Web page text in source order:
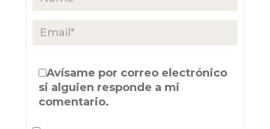
Avísame por correo electrónico
si alguien responde a mi
comentario.